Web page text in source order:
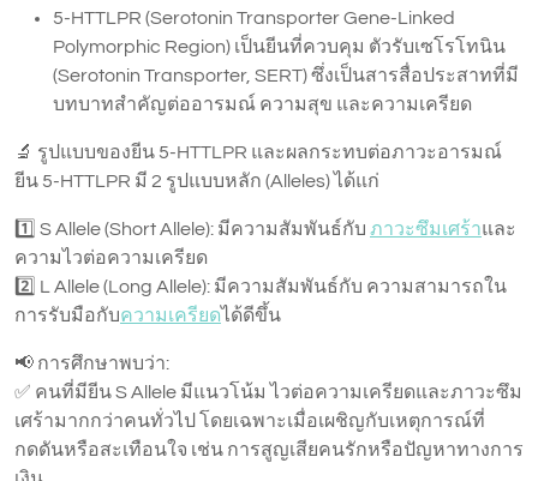
5-HTTLPR (Serotonin Transporter Gene-Linked
Polymorphic Region) เป็นยีนที่ควบคุม ตัวรับเซโรโทนิน
(Serotonin Transporter, SERT) ซึ่งเป็นสารสื่อประสาทที่มี
บทบาทสำคัญต่ออารมณ์ ความสุข และความเครียด
🔬 รูปแบบของยีน 5-HTTLPR และผลกระทบต่อภาวะอารมณ์
ยีน 5-HTTLPR มี 2 รูปแบบหลัก (Alleles) ได้แก่
1️⃣ S Allele (Short Allele): มีความสัมพันธ์กับ ภาวะซึมเศร้าและ
ความไวต่อความเครียด
2️⃣ L Allele (Long Allele): มีความสัมพันธ์กับ ความสามารถใน
การรับมือกับความเครียดได้ดีขึ้น
📢 การศึกษาพบว่า:
✅ คนที่มียีน S Allele มีแนวโน้ม ไวต่อความเครียดและภาวะซึม
เศร้ามากกว่าคนทั่วไป โดยเฉพาะเมื่อเผชิญกับเหตุการณ์ที่
กดดันหรือสะเทือนใจ เช่น การสูญเสียคนรักหรือปัญหาทางการ